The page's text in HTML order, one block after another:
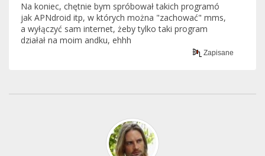
Na koniec, chętnie bym spróbował takich programó
jak APNdroid itp, w których można "zachować" mms,
a wyłączyć sam internet, żeby tylko taki program
działał na moim andku, ehhh
Zapisane